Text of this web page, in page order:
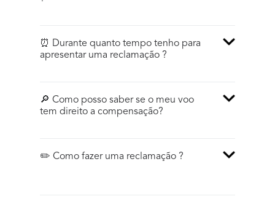
⏰ Durante quanto tempo tenho para
apresentar uma reclamação ?
🔎 Como posso saber se o meu voo
tem direito a compensação?
✏️ Como fazer uma reclamação ?